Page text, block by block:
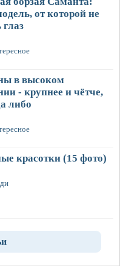
от которой не
глаз
в высоком
- крупнее и чётче,
либо
красотки (15 фото)